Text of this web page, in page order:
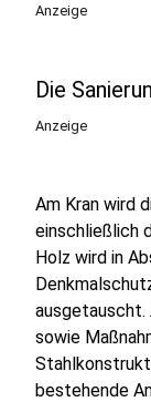
Anzeige
Die
Anzeige
Am Kran wird
einschließlich
Holz wird in
ausgetauscht.
sowie
bestehende